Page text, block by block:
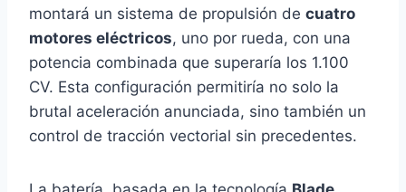
montará un sistema de propulsión de cuatro
motores eléctricos, uno por rueda, con una
potencia combinada que superaría los 1.100
CV. Esta configuración permitiría no solo la
brutal aceleración anunciada, sino también un
control de tracción vectorial sin precedentes.